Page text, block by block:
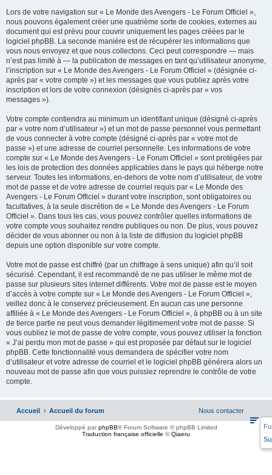
Lors de votre navigation sur « Le Monde des Avengers - Le Forum Officiel »,
nous pouvons également créer une quatrième sorte de cookies, externes au
document qui est prévu pour couvrir uniquement les pages créées par le
logiciel phpBB. La seconde manière est de récupérer les informations que
vous nous envoyez et que nous collectons. Ceci peut correspondre — mais
n’est pas limité à — la publication de messages en tant qu’utilisateur anonyme,
l’inscription sur « Le Monde des Avengers - Le Forum Officiel » (désignée ci-
après par « votre compte ») et les messages que vous publiez après votre
inscription et lors de votre connexion (désignés ci-après par « vos
messages »).
Votre compte contiendra au minimum un identifiant unique (désigné ci-après
par « votre nom d’utilisateur ») et un mot de passe personnel vous permettant
de vous connecter à votre compte (désigné ci-après par « votre mot de
passe ») et une adresse de courriel personnelle. Les informations de votre
compte sur « Le Monde des Avengers - Le Forum Officiel » sont protégées par
les lois de protection des données applicables dans le pays qui héberge notre
serveur. Toutes les informations, en-dehors de votre nom d’utilisateur, de votre
mot de passe et de votre adresse de courriel requis par « Le Monde des
Avengers - Le Forum Officiel » durant votre inscription, sont obligatoires ou
facultatives, à la seule discrétion de « Le Monde des Avengers - Le Forum
Officiel ». Dans tous les cas, vous pouvez contrôler quelles informations de
votre compte vous souhaitez rendre publiques ou non. De plus, vous pouvez
décider de vous abonner ou non à la liste de diffusion du logiciel phpBB
depuis une option disponible sur votre compte.
Votre mot de passe est chiffré (par un chiffrage à sens unique) afin qu’il soit
sécurisé. Cependant, il est recommandé de ne pas utiliser le même mot de
passe sur plusieurs sites internet différents. Votre mot de passe est le moyen
d’accès à votre compte sur « Le Monde des Avengers - Le Forum Officiel »,
veillez donc à le conservez précieusement. En aucun cas une personne
affiliée à « Le Monde des Avengers - Le Forum Officiel », à phpBB ou à un site
de tierce partie ne peut vous demander légitimement votre mot de passe. Si
vous oubliez le mot de passe de votre compte, vous pouvez utiliser la fonction
« J’ai perdu mon mot de passe » qui est proposée par défaut sur le logiciel
phpBB. Cette fonctionnalité vous demandera de spécifier votre nom
d’utilisateur et votre adresse de courriel et le logiciel phpBB générera alors un
nouveau mot de passe afin que vous puissiez reprendre le contrôle de votre
compte.
Accueil Accueil du forum Nous contacter
Développé parphpBB® Forum Software © phpBB Limited
Traduction française officielle ©Qiaeru